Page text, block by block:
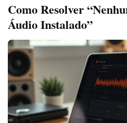
Como Resolver
Áudio Instalado”